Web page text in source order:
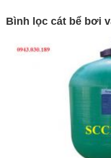
Bình lọc cát bể bơi